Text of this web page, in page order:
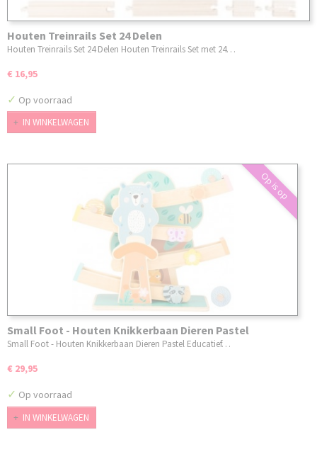
Houten Treinrails Set 24 Delen
Houten Treinrails Set 24 Delen Houten Treinrails Set met 24…
€ 16,95
✓ Op voorraad
IN WINKELWAGEN
Op is op
Small Foot - Houten Knikkerbaan Dieren Pastel
Small Foot - Houten Knikkerbaan Dieren Pastel Educatief…
€ 29,95
✓ Op voorraad
IN WINKELWAGEN